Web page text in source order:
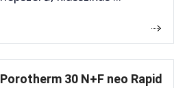
Porotherm 30 N+F neo Rapid